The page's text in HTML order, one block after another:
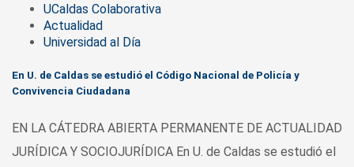
UCaldas Colaborativa
Actualidad
Universidad al Día
En U. de Caldas se estudió el Código Nacional de Policía y
Convivencia Ciudadana
EN LA CÁTEDRA ABIERTA PERMANENTE DE ACTUALIDAD
JURÍDICA Y SOCIOJURÍDICA En U. de Caldas se estudió el